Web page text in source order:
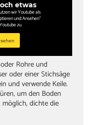
etwas
wir Youtube als
und Ansehen"
zu.
Rohre und
oder einer Stichsäge
und verwende Keile.
um den Boden
dichte die